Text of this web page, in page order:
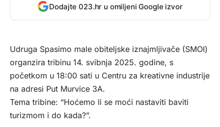
Dodajte 023.hr u omiljeni Google izvor
Udruga Spasimo male obiteljske iznajmljivače (SMOI)
organzira tribinu 14. svibnja 2025. godine, s
početkom u 18:00 sati u Centru za kreativne industrije
na adresi Put Murvice 3A.
Tema tribine: “Hoćemo li se moći nastaviti baviti
turizmom i do kada?”.